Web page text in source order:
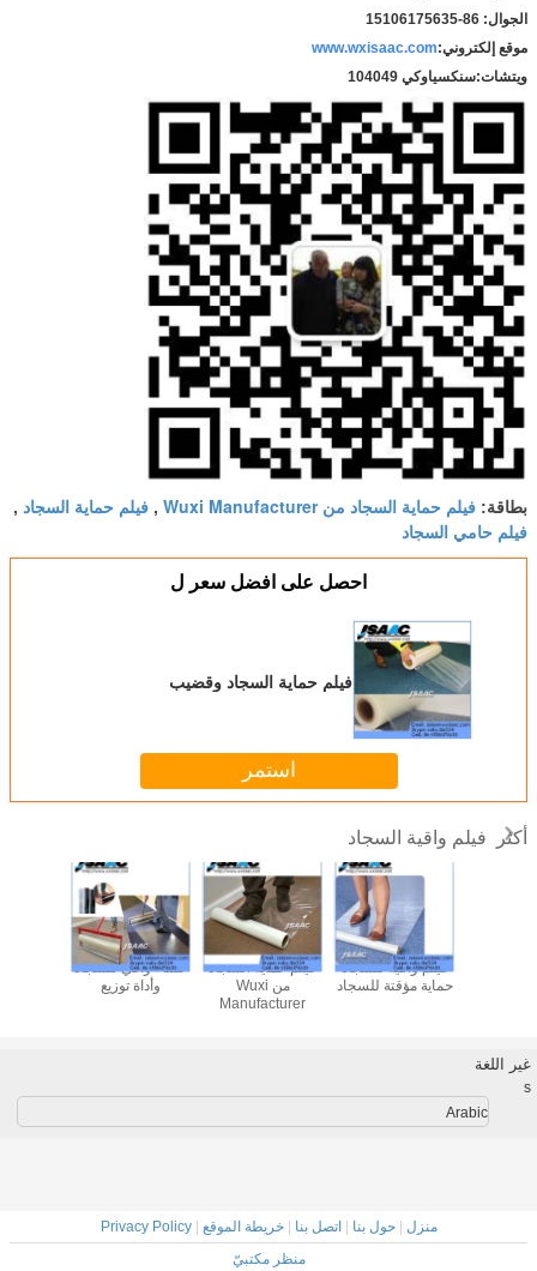
الجوال: 86-15106175635
موقع إلكتروني:www.wxisaac.com
ويتشات:سنكسياوكي 104049
بطاقة: فيلم حماية السجاد من Wuxi Manufacturer , فيلم حماية السجاد ,
فيلم حامي السجاد
احصل على افضل سعر ل
فيلم حماية السجاد وقضيب
استمر
أكثر فيلم واقية السجاد
غشاء واقي للسجاد
وأداة توزيع
فيلم حماية السجاد
من Wuxi
Manufacturer
فيلم واقية للسجاد
حماية مؤقتة للسجاد
غير اللغة
s
Arabic
منزل |حول بنا |اتصل بنا |خريطة الموقع |
Privacy Policy
منظر مكتبيّ